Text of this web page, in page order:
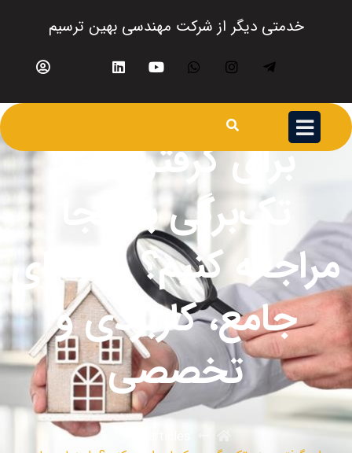
خدمتی دیگر از شرکت مهندسی بهین ترسیم
برای گرفتن سند
تک‌برگی به کجا
مراجعه کنیم؟ راهنمای
جامع، کاربردی و
تخصصی